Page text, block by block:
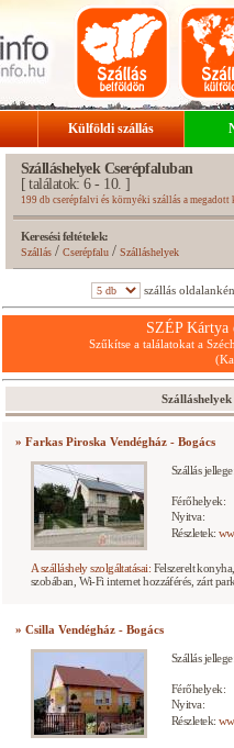
Külföldi szállás
Szálláshelyek Cserépfaluban
[ találatok: 6 - 10. ]
199 db cserépfalvi és környéki szállás a
Keresési feltételek:
Szállás/ Cserépfalu/Szálláshelyek
szállás
SZÉP Kártya
Szűkítse a találatokat a
» Farkas Piroska Vendégház - Bogács
Szállás jellege:
Férőhelyek:
Nyitva:
Részletek:
A szálláshely szolgáltatásai: Felszerelt
szobában, Wi-Fi internet hozzáférés, zárt
» Csilla Vendégház - Bogács
Szállás jellege:
Férőhelyek:
Nyitva:
Részletek: